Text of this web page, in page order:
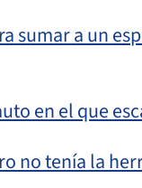
sumar a un
en el que
no tenía la